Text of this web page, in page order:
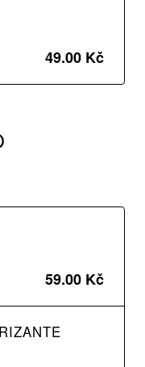
49.00 Kč
59.00 Kč